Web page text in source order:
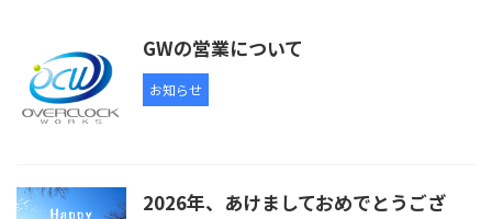
GWの営業について
お知らせ
2026年、あけましておめでとうござ